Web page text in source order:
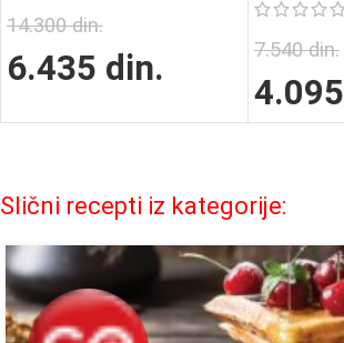
14.300din.
6.435 din. 7.540din.
4.095
Slični recepti iz kategorije: